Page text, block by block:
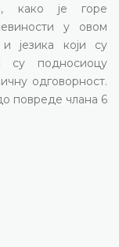
како је горе
у овом
језика који су
су подносиоцу
одговорност.
повреде члана 6